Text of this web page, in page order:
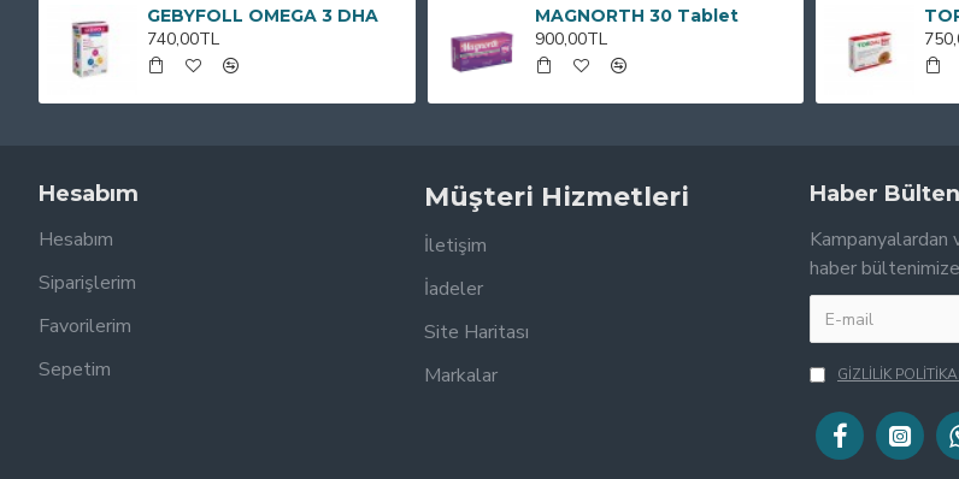
GEBYFOLL OMEGA 3 DHA
740,00TL
MAGNORTH 30 Tablet
900,00TL
Hesabım
Hesabım
Siparişlerim
Favorilerim
Sepetim
Müşteri Hizmetleri
İletişim
İadeler
Site Haritası
Markalar
Haber
Kampanyalardan
haber
GİZLİLİK